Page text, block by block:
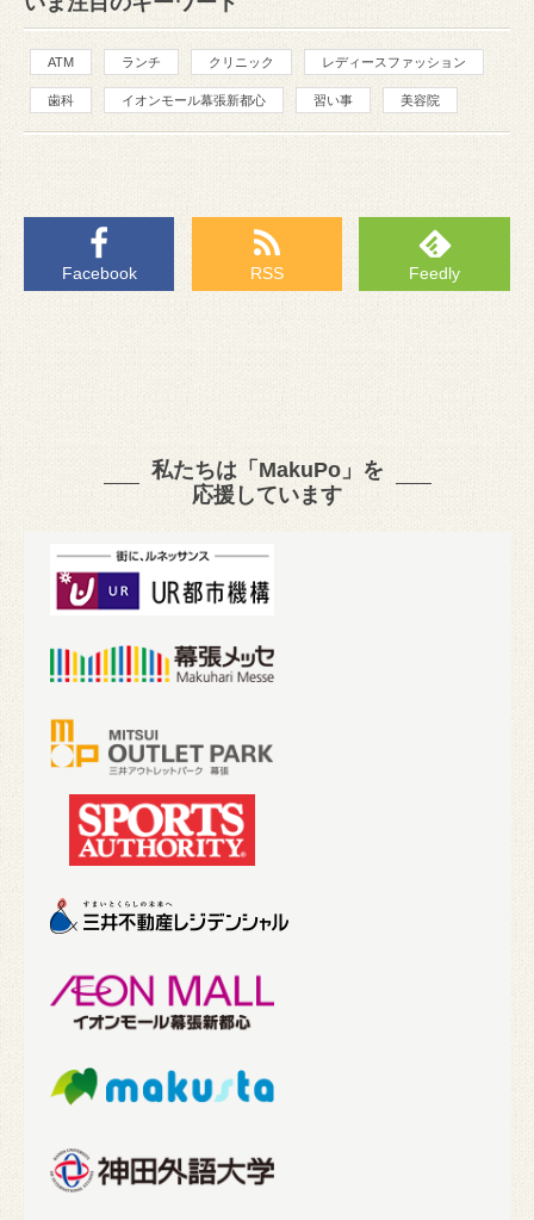
ATM ランチ クリニック レディースファッション
歯科 イオンモール幕張新都心 習い事 美容院
Facebook RSS Feedly
私たちは「MakuPo」を
応援しています